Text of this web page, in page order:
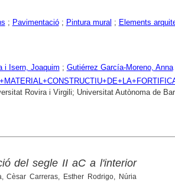
; Pavimentació; Pintura mural ; Elements
i Isern, Joaquim ; Gutiérrez García-Moreno, Anna
Rovira i Virgili; Universitat Autònoma de
del segle II aC a l'interior
Cèsar Carreras, Esther Rodrigo, Núria